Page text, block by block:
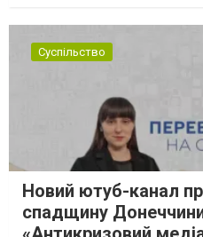
Суспільство
Новий ютуб-канал
спадщину